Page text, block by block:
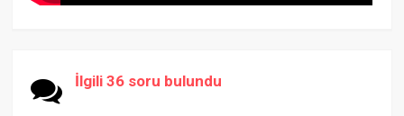
İlgili 36 soru bulundu